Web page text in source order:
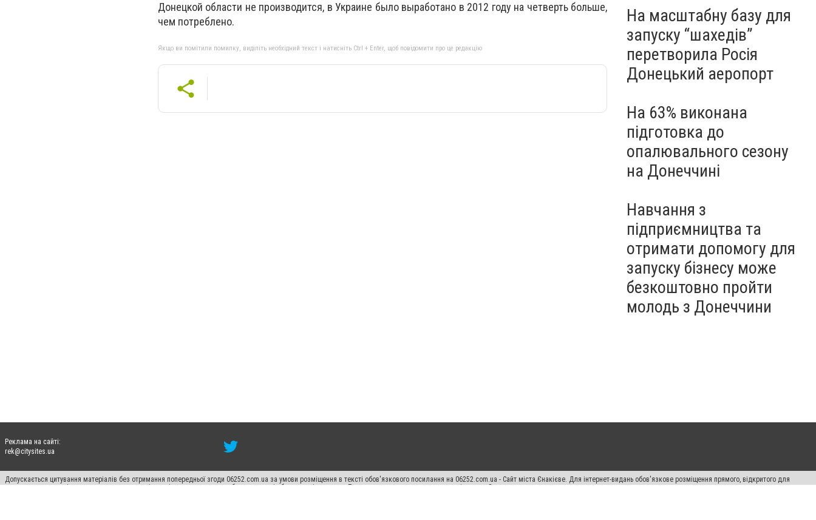
Донецкой области не производится, в Украине было выработано в 2012 году на четверть больше,
чем потреблено.
Якщо ви помітили помилку, виділіть необхідний текст і натисніть Ctrl + Enter, щоб повідомити про це редакцію
На масштабну базу для
запуску “шахедів”
перетворила Росія
Донецький аеропорт
На 63% виконана
підготовка до
опалювального сезону
на Донеччині
Навчання з
підприємництва та
отримати допомогу для
запуску бізнесу може
безкоштовно пройти
молодь з Донеччини
Реклама на сайті:
rek@citysites.ua
Допускається цитування матеріалів без отримання попередньої згоди 06252.com.ua за умови розміщення в тексті обов'язкового посилання на 06252.com.ua - Сайт міста Єнакієве. Для інтернет-видань обов'язкове розміщення прямого, відкритого для
пошукових систем гіперпосилання на цитовані статті не нижче другого абзацу в тексті або в якості джерела. Порушення виняткових прав переслідується Законом.